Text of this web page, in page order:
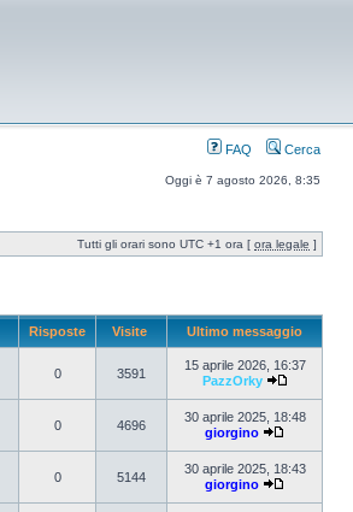
FAQ Cerca
Oggi è 7 agosto 2026, 8:35
Tutti gli orari sono UTC +1 ora [ ora legale ]
Risposte Visite Ultimo messaggio
0 3591
15 aprile 2026, 16:37
PazzOrky
0 4696
30 aprile 2025, 18:48
giorgino
0 5144
30 aprile 2025, 18:43
giorgino